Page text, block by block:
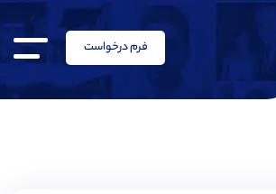
فرم درخواست